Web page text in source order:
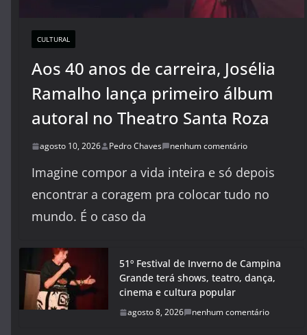
CULTURAL
Aos 40 anos de carreira, Josélia
Ramalho lança primeiro álbum
autoral no Theatro Santa Roza
agosto 10, 2026 Pedro Chaves nenhum comentário
Imagine compor a vida inteira e só depois
encontrar a coragem pra colocar tudo no
mundo. É o caso da
51º Festival de Inverno de Campina
Grande terá shows, teatro, dança,
cinema e cultura popular
agosto 8, 2026 nenhum comentário